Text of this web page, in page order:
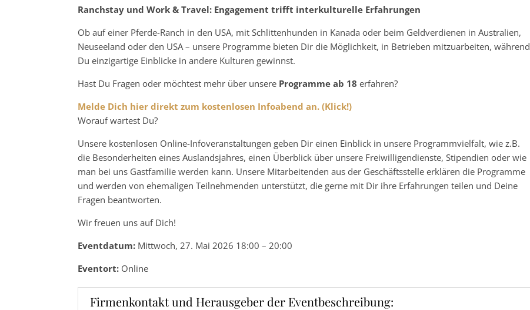
Ranchstay und Work & Travel: Engagement trifft interkulturelle Erfahrungen
Ob auf einer Pferde-Ranch in den USA, mit Schlittenhunden in Kanada oder beim Geldverdienen in Australien,
Neuseeland oder den USA – unsere Programme bieten Dir die Möglichkeit, in Betrieben mitzuarbeiten, während
Du einzigartige Einblicke in andere Kulturen gewinnst.
Hast Du Fragen oder möchtest mehr über unsere Programme ab 18 erfahren?
Melde Dich hier direkt zum kostenlosen Infoabend an. (Klick!)
Worauf wartest Du?
Unsere kostenlosen Online-Infoveranstaltungen geben Dir einen Einblick in unsere Programmvielfalt, wie z.B.
die Besonderheiten eines Auslandsjahres, einen Überblick über unsere Freiwilligendienste, Stipendien oder wie
man bei uns Gastfamilie werden kann. Unsere Mitarbeitenden aus der Geschäftsstelle erklären die Programme
und werden von ehemaligen Teilnehmenden unterstützt, die gerne mit Dir ihre Erfahrungen teilen und Deine
Fragen beantworten.
Wir freuen uns auf Dich!
Eventdatum: Mittwoch, 27. Mai 2026 18:00 – 20:00
Eventort: Online
Firmenkontakt und Herausgeber der Eventbeschreibung: